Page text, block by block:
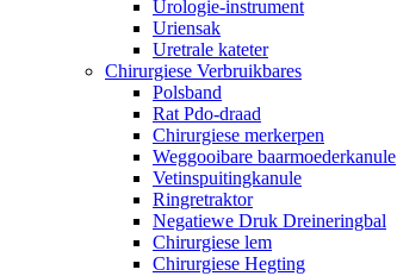
Urologie-instrument
Uriensak
Uretrale kateter
Chirurgiese Verbruikbares
Polsband
Rat Pdo-draad
Chirurgiese merkerpen
Weggooibare baarmoederkanule
Vetinspuitingkanule
Ringretraktor
Negatiewe Druk Dreineringbal
Chirurgiese lem
Chirurgiese Hegting